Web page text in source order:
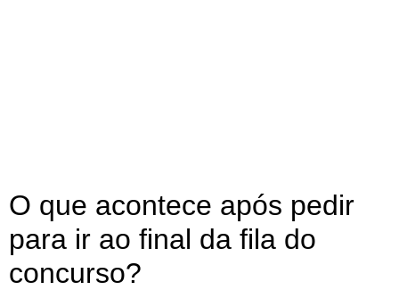
O que acontece após pedir
para ir ao final da fila do
concurso?